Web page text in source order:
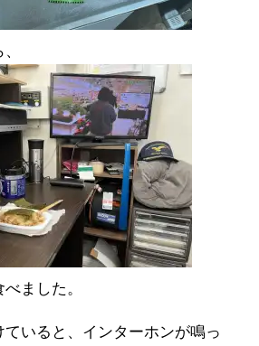
ました。
いると、インターホンが鳴っ